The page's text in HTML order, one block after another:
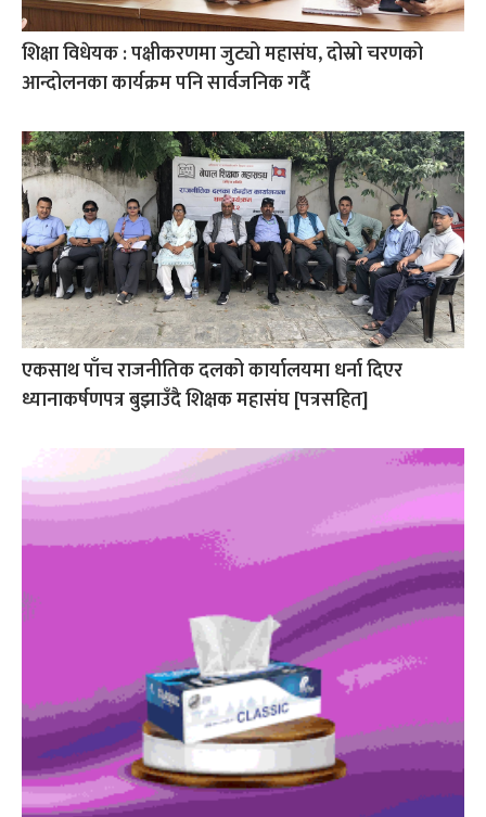
शिक्षा विधेयक : पक्षीकरणमा जुट्यो महासंघ, दोस्रो चरणको
आन्दोलनका कार्यक्रम पनि सार्वजनिक गर्दै
एकसाथ पाँच राजनीतिक दलको कार्यालयमा धर्ना दिएर
ध्यानाकर्षणपत्र बुझाउँदै शिक्षक महासंघ [पत्रसहित]